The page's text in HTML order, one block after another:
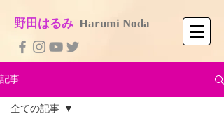
​野田はるみ Harumi No​da
記事
全ての記事